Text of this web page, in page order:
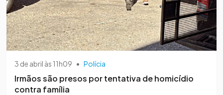
3 de abril às 11h09 • Polícia
Irmãos são presos por tentativa de homicídio
contra família